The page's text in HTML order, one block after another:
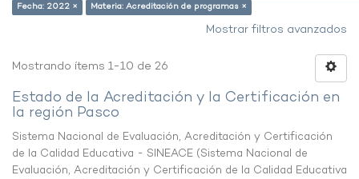
Fecha: 2022 ×
Materia: Acreditación de programas ×
Mostrar filtros avanzados
Mostrando ítems 1-10 de 26
Estado de la Acreditación y la Certificación en
la región Pasco
Sistema Nacional de Evaluación, Acreditación y Certificación
de la Calidad Educativa - SINEACE (Sistema Nacional de
Evaluación, Acreditación y Certificación de la Calidad Educativa